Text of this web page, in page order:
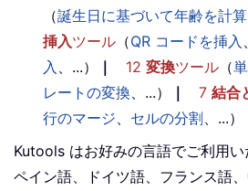
（誕生日に基づいて年齢を計
挿入ツール （QR コードを挿入
入
、...） ｜ 12 変換ツール （
レートの変換 、...） ｜ 7 結合
行のマージ
セルの分割 、...）
Kutools はお好みの言語でご利用
ペイン語、ドイツ語、フランス語